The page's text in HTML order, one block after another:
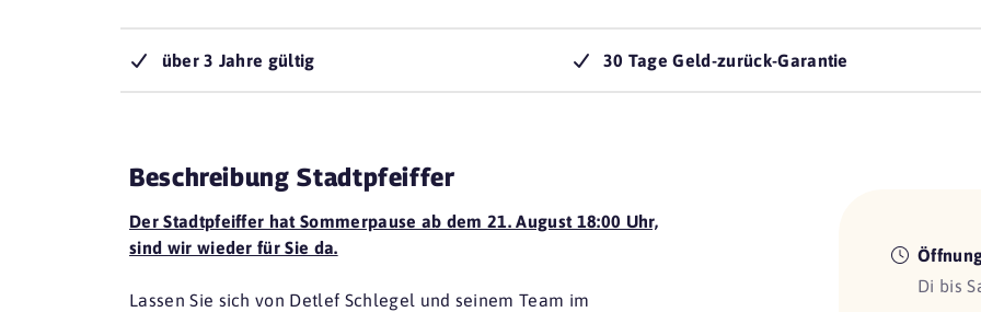
über 3 Jahre gültig 30 Tage Geld-zurück-Garantie
Beschreibung Stadtpfeiffer
Der Stadtpfeiffer hat Sommerpause ab dem 21. August 18:00 Uhr,
sind wir wieder für Sie da.
Lassen Sie sich von Detlef Schlegel und seinem Team im
Di bis